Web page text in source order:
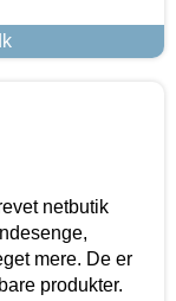
netbutik
mere. De er
produkter.